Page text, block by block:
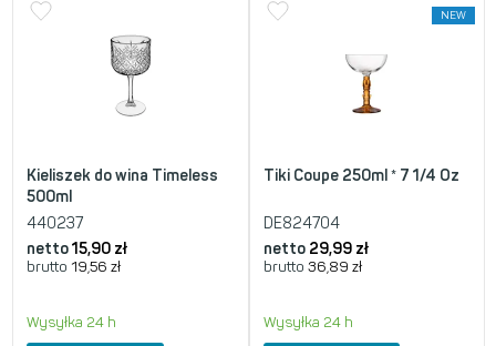
Kieliszek do wina Timeless
500ml
440237
netto15,90 zł
brutto 19,56 zł
Wysyłka 24 h
NEW
Tiki Coupe 250ml * 7 1/4 Oz
DE824704
netto 29,99 zł
brutto 36,89 zł
Wysyłka 24 h